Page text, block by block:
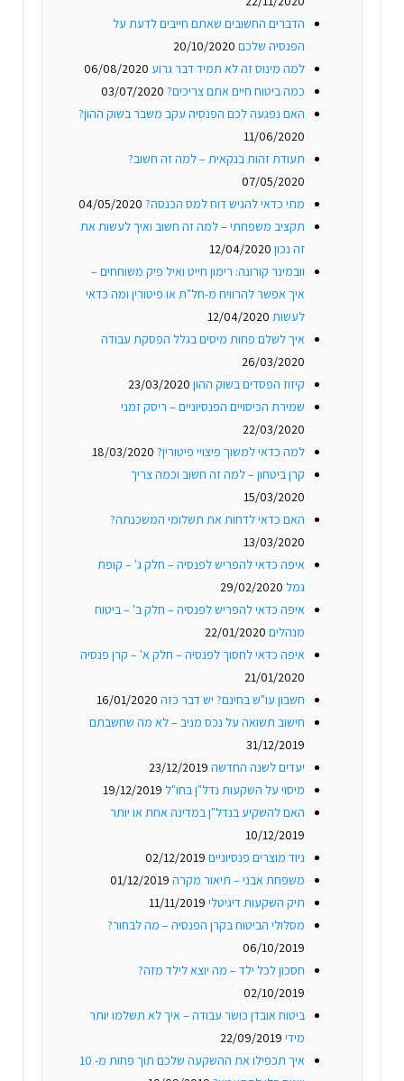
הדברים החשובים שאתם חייבים לדעת על
הפנסיה שלכם 20/10/2020
למה מינוס זה לא תמיד דבר גרוע 06/08/2020
כמה ביטוח חיים אתם צריכים? 03/07/2020
האם נפגעה לכם הפנסיה עקב משבר בשוק ההון?
11/06/2020
תעודת זהות בנקאית – למה זה חשוב?
07/05/2020
מתי כדאי להגיש דוח למס הכנסה? 04/05/2020
תקציב משפחתי – למה זה חשוב ואיך לעשות את
זה נכון 12/04/2020
וובמינר קורונה: רימון חייט ואיל פיק משוחחים –
איך אפשר להרוויח מ-חל"ת או פיטורין ומה כדאי
לעשות 12/04/2020
איך לשלם פחות מיסים בגלל הפסקת עבודה
26/03/2020
קיזוז הפסדים בשוק ההון 23/03/2020
שמירת הכיסויים הפנסיוניים – ריסק זמני
22/03/2020
למה כדאי למשוך פיצויי פיטורין? 18/03/2020
קרן ביטחון – למה זה חשוב וכמה צריך
15/03/2020
האם כדאי לדחות את תשלומי המשכנתה?
13/03/2020
איפה כדאי להפריש לפנסיה – חלק ג' – קופת
גמל 29/02/2020
איפה כדאי להפריש לפנסיה – חלק ב' – ביטוח
מנהלים 22/01/2020
איפה כדאי לחסוך לפנסיה – חלק א' – קרן פנסיה
21/01/2020
חשבון עו"ש בחינם? יש דבר כזה 16/01/2020
חישוב תשואה על נכס מניב – לא מה שחשבתם
31/12/2019
יעדים לשנה החדשה 23/12/2019
מיסוי על השקעות נדל"ן בחו"ל 19/12/2019
האם להשקיע בנדל"ן במדינה אחת או יותר
10/12/2019
ניוד מוצרים פנסיוניים 02/12/2019
משפחת אבני – תיאור מקרה 01/12/2019
תיק השקעות דיגיטלי 11/11/2019
מסלולי הביטוח בקרן הפנסיה – מה לבחור?
06/10/2019
חסכון לכל ילד – מה יוצא לילד מזה?
02/10/2019
ביטוח אובדן כושר עבודה – איך לא תשלמו יותר
מידי 22/09/2019
איך תכפילו את ההשקעה שלכם תוך פחות מ- 10